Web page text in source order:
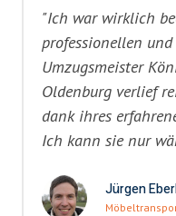
"Ich war wirklich
professionellen
Umzugsmeister
Oldenburg verlief
dank ihres
Ich kann sie nur
Jürgen